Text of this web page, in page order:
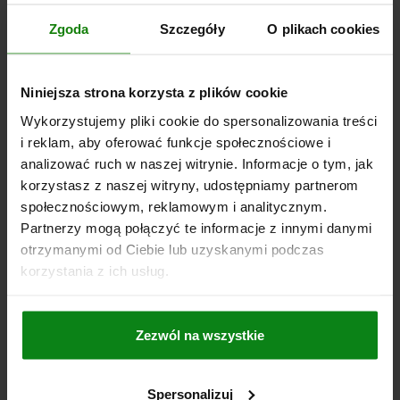
Zgoda Szczegóły O plikach cookies
Niniejsza strona korzysta z plików cookie
Wykorzystujemy pliki cookie do spersonalizowania treści
i reklam, aby oferować funkcje społecznościowe i
analizować ruch w naszej witrynie. Informacje o tym, jak
korzystasz z naszej witryny, udostępniamy partnerom
społecznościowym, reklamowym i analitycznym.
Partnerzy mogą połączyć te informacje z innymi danymi
otrzymanymi od Ciebie lub uzyskanymi podczas
korzystania z ich usług.
Zezwól na wszystkie
Spersonalizuj
H=71 H1=102 ŚREDNICA=50
Nr zamówienia:02171-03
329,15 PLN
plus VAT
plus koszty wysyłki
SZCZEGÓŁY
Inni klienci również kupili